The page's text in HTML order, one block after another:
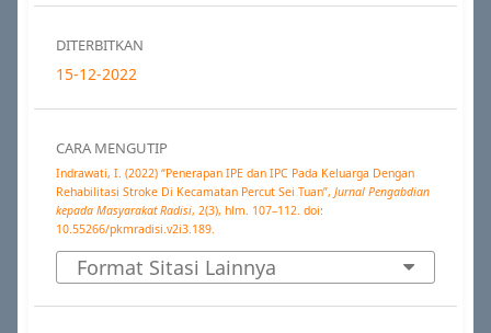
DITERBITKAN
15-12-2022
CARA MENGUTIP
Indrawati, I. (2022) “Penerapan IPE dan IPC Pada Keluarga Dengan
Rehabilitasi Stroke Di Kecamatan Percut Sei Tuan”, Jurnal Pengabdian
kepada Masyarakat Radisi, 2(3), hlm. 107–112. doi:
10.55266/pkmradisi.v2i3.189.
Format Sitasi Lainnya